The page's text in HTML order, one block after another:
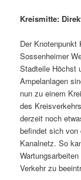
Kreismitte:
Der Knotenpunkt
Sossenheimer
Stadteile Höchst
Ampelanlagen
nun zu einem
des
derzeit noch
befindet sich von
Kanalnetz. So
Verkehr zu